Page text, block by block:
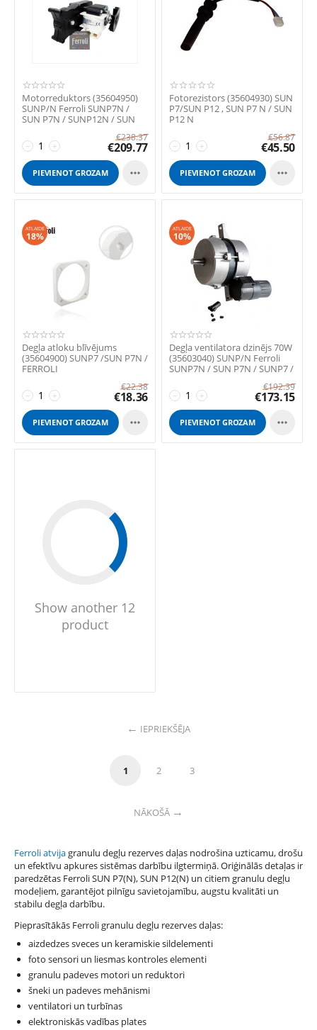
Motorreduktors (35604950)
SUNP/N Ferroli SUNP7N /
SUN P7N / SUNP12N / SUN
+
−
€238.37
€209.77
PIEVIENOT GROZAM 
Fotorezistors (35604930) SUN
P7/SUN P12 , SUN P7 N / SUN
P12 N
+
−
€56.87
€45.50
PIEVIENOT GROZAM 
ATLAIDE
18%
Degļa atloku blīvējums
(35604900) SUNP7 /SUN P7N /
FERROLI
+
−
€22.38
€18.36
PIEVIENOT GROZAM 
ATLAIDE
10%
Degļa ventilatora dzinējs 70W
(35603040) SUNP/N Ferroli
SUNP7N / SUN P7N / SUNP7 /
+
−
€192.39
€173.15
PIEVIENOT GROZAM 
Show another 12
product
IEPRIEKŠĒJA
1 2 3
NĀKOŠĀ
Ferroli atvijagranulu degļu rezerves daļas nodrošina uzticamu, drošu
un efektīvu apkures sistēmas darbību ilgtermiņā. Oriģinālās detaļas ir
paredzētas Ferroli SUN P7(N), SUN P12(N) un citiem granulu degļu
modeļiem, garantējot pilnīgu savietojamību, augstu kvalitāti un
stabilu degļa darbību.
Pieprasītākās Ferroli granulu degļu rezerves daļas:
aizdedzes sveces un keramiskie sildelementi
foto sensori un liesmas kontroles elementi
granulu padeves motori un reduktori
šneki un padeves mehānismi
ventilatori un turbīnas
elektroniskās vadības plates